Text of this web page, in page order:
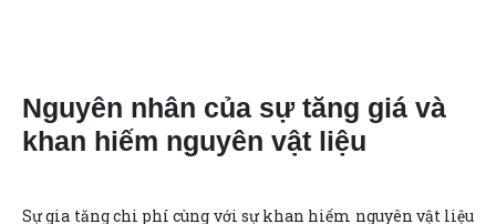
Nguyên nhân của sự tăng giá và
khan hiếm nguyên vật liệu
Sự gia tăng chi phí cùng với sự khan hiếm nguyên vật liệu